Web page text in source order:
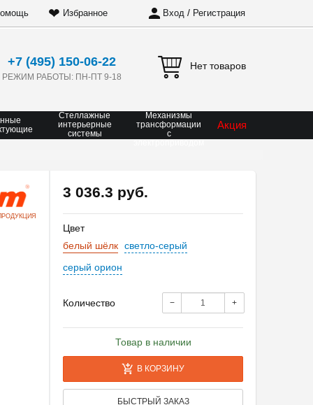
❤ Избранное Вход / Регистрация
+7 (495) 150-06-22
РЕЖИМ РАБОТЫ: ПН-ПТ 9-18
Нет товаров
Стеллажные
интерьерные
системы
Механизмы
трансформации
с
Акция
3 036.3 руб.
Цвет
белый шёлк светло-серый
серый орион
Количество − +
Товар в наличии
В КОРЗИНУ
БЫСТРЫЙ ЗАКАЗ